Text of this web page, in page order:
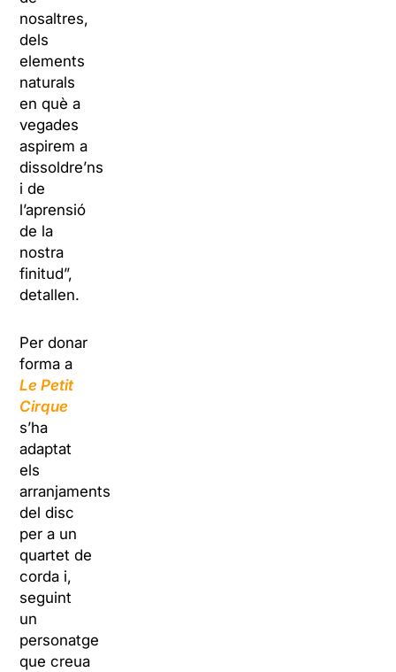
nosaltres,
dels
elements
naturals
en què a
vegades
aspirem a
dissoldre’ns
i de
l’aprensió
de la
nostra
finitud”,
detallen.
Per donar
forma a
Le Petit
Cirque
s’ha
adaptat
els
arranjaments
del disc
per a un
quartet de
corda i,
seguint
un
personatge
que creua